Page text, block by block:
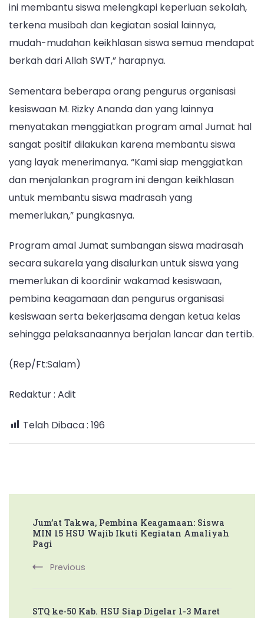
ini membantu siswa melengkapi keperluan sekolah,
terkena musibah dan kegiatan sosial lainnya,
mudah-mudahan keikhlasan siswa semua mendapat
berkah dari Allah SWT,” harapnya.
Sementara beberapa orang pengurus organisasi
kesiswaan M. Rizky Ananda dan yang lainnya
menyatakan menggiatkan program amal Jumat hal
sangat positif dilakukan karena membantu siswa
yang layak menerimanya. “Kami siap menggiatkan
dan menjalankan program ini dengan keikhlasan
untuk membantu siswa madrasah yang
memerlukan,” pungkasnya.
Program amal Jumat sumbangan siswa madrasah
secara sukarela yang disalurkan untuk siswa yang
memerlukan di koordinir wakamad kesiswaan,
pembina keagamaan dan pengurus organisasi
kesiswaan serta bekerjasama dengan ketua kelas
sehingga pelaksanaannya berjalan lancar dan tertib.
(Rep/Ft:Salam)
Redaktur : Adit
Telah Dibaca : 196
Navigation
Jum’at Takwa, Pembina Keagamaan: Siswa
MIN 15 HSU Wajib Ikuti Kegiatan Amaliyah
Pagi
Previous
STQ ke-50 Kab. HSU Siap Digelar 1-3 Maret